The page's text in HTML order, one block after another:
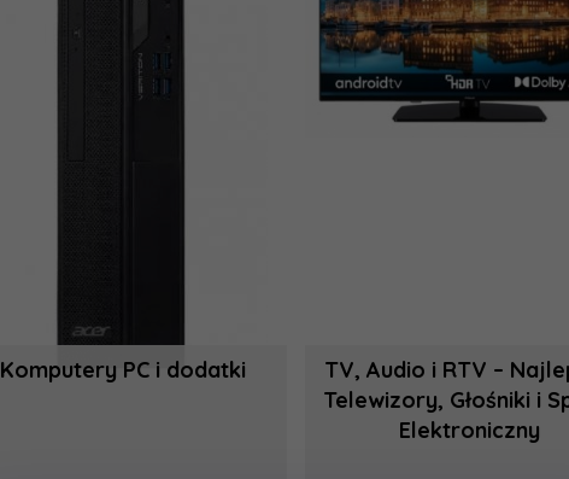
Komputery PC i dodatki
TV, Audio i RTV –
Telewizory, Głośniki i
Elektroniczny